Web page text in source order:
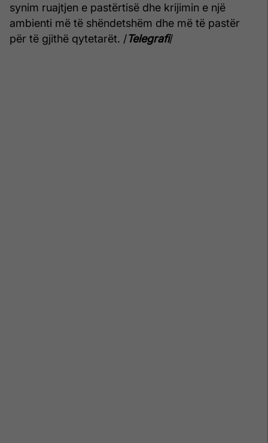
synim ruajtjen e pastërtisë dhe krijimin e një
ambienti më të shëndetshëm dhe më të pastër
për të gjithë qytetarët. /Telegrafi/